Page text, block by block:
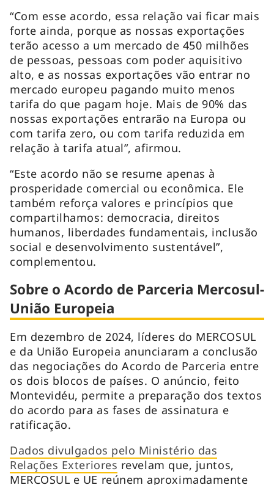
“Com esse acordo, essa relação vai ficar mais
forte ainda, porque as nossas exportações
terão acesso a um mercado de 450 milhões
de pessoas, pessoas com poder aquisitivo
alto, e as nossas exportações vão entrar no
mercado europeu pagando muito menos
tarifa do que pagam hoje. Mais de 90% das
nossas exportações entrarão na Europa ou
com tarifa zero, ou com tarifa reduzida em
relação à tarifa atual”, afirmou.
“Este acordo não se resume apenas à
prosperidade comercial ou econômica. Ele
também reforça valores e princípios que
compartilhamos: democracia, direitos
humanos, liberdades fundamentais, inclusão
social e desenvolvimento sustentável”,
complementou.
Sobre o Acordo de Parceria Mercosul-
União Europeia
Em dezembro de 2024, líderes do MERCOSUL
e da União Europeia anunciaram a conclusão
das negociações do Acordo de Parceria entre
os dois blocos de países. O anúncio, feito
Montevidéu, permite a preparação dos textos
do acordo para as fases de assinatura e
ratificação.
Dados divulgados pelo Ministério das
Relações Exteriores revelam que, juntos,
MERCOSUL e UE reúnem aproximadamente